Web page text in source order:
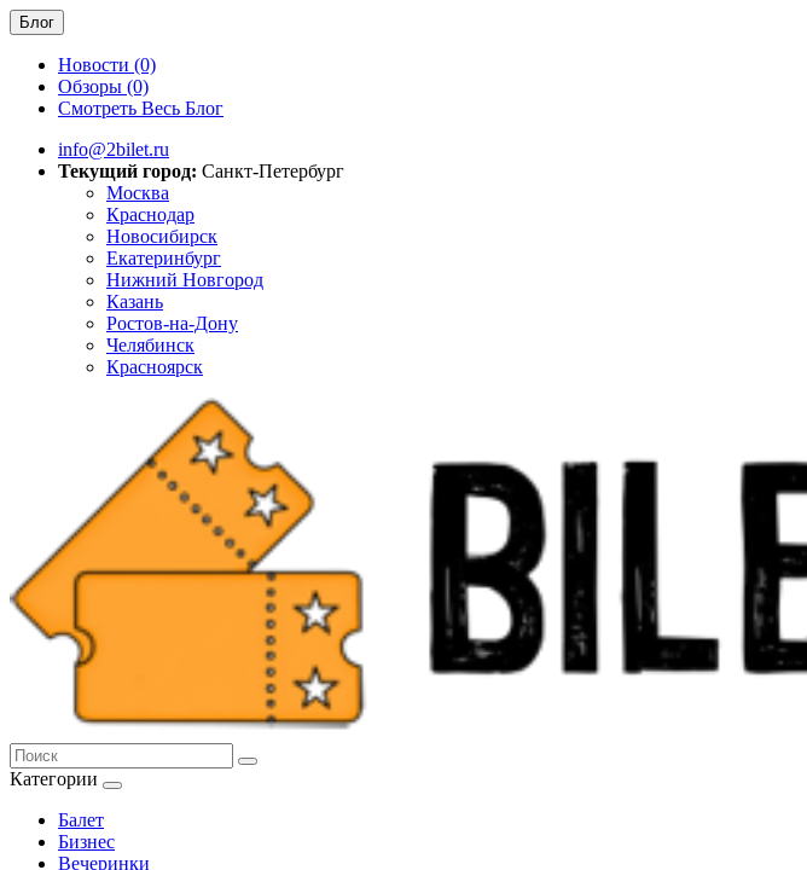
Блог
Новости (0)
Обзоры (0)
Смотреть Весь Блог
info@2bilet.ru
Текущий город: Санкт-Петербург
Москва
Краснодар
Новосибирск
Екатеринбург
Нижний Новгород
Казань
Ростов-на-Дону
Челябинск
Красноярск
Категории
Балет
Бизнес
Вечеринки